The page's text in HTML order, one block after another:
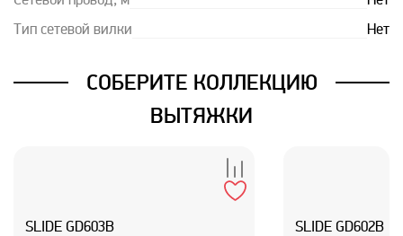
Тип сетевой вилки Нет
СОБЕРИТЕ КОЛЛЕКЦИЮ
ВЫТЯЖКИ
SLIDE GD603B SLIDE GD602B